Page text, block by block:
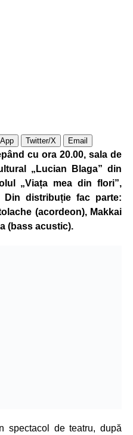
Twitter/X Email
cu ora 20.00, sala de
„Lucian Blaga” din
„Viața mea din flori”,
distribuție fac parte:
(acordeon), Makkai
(bass acustic).
spectacol de teatru, după